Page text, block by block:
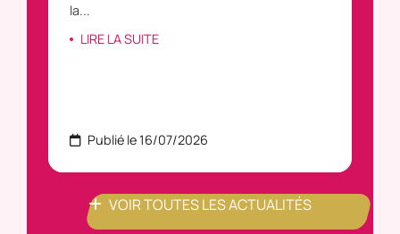
la...
LIRE LA SUITE
Publié le 16/07/2026
VOIR TOUTES LES ACTUALITÉS